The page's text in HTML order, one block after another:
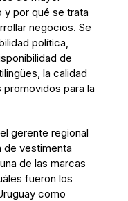
por qué se trata
negocios. Se
política,
de
la calidad
para la
el gerente regional
de vestimenta
de las marcas
fueron los
como